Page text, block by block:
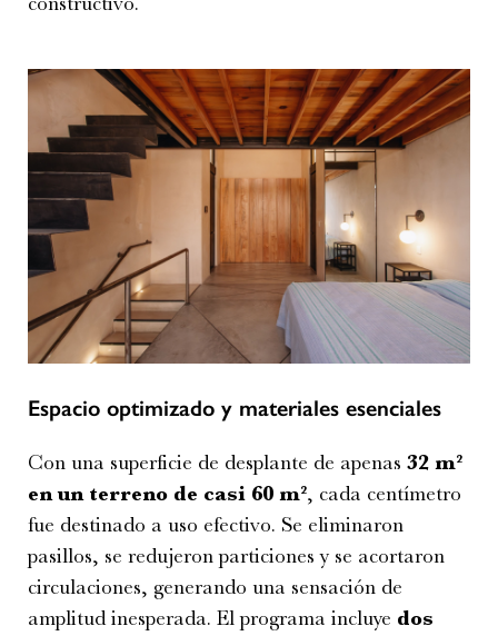
Espacio optimizado y materiales esenciales
Con una superficie de desplante de apenas 32 m²
en un terreno de casi 60 m², cada centímetro
fue destinado a uso efectivo. Se eliminaron
pasillos, se redujeron particiones y se acortaron
circulaciones, generando una sensación de
amplitud inesperada. El programa incluye dos